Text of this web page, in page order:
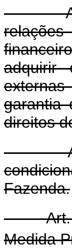
adquirir
garantia
direitos
Fazenda.
Art.
Medida